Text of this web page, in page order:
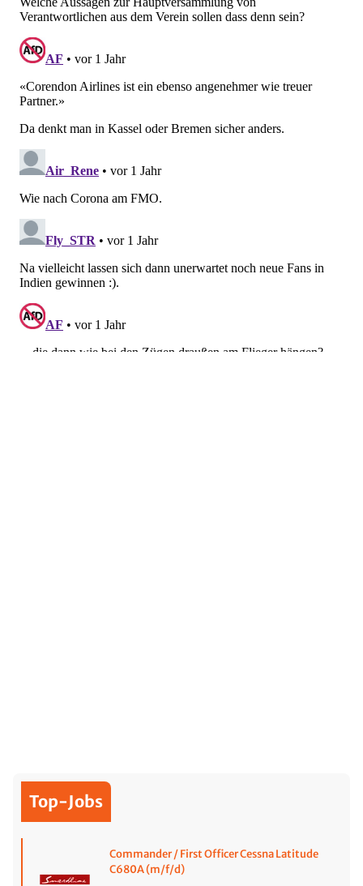
Top-Jobs
Commander / First Officer Cessna Latitude
C680A (m/f/d)